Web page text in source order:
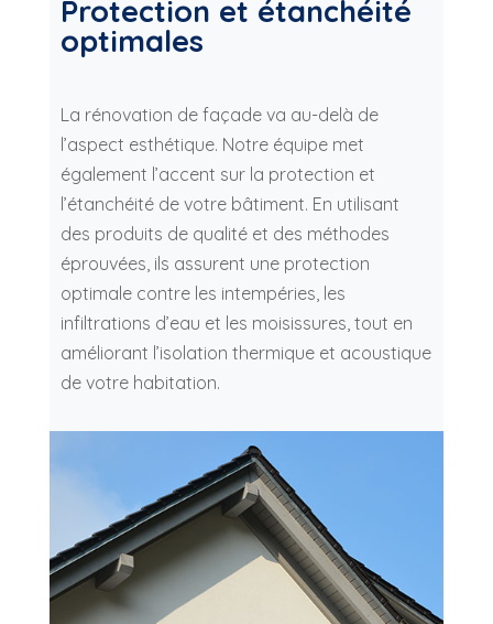
Protection et étanchéité
optimales
La rénovation de façade va au-delà de
l’aspect esthétique. Notre équipe met
également l’accent sur la protection et
l’étanchéité de votre bâtiment. En utilisant
des produits de qualité et des méthodes
éprouvées, ils assurent une protection
optimale contre les intempéries, les
infiltrations d’eau et les moisissures, tout en
améliorant l’isolation thermique et acoustique
de votre habitation.